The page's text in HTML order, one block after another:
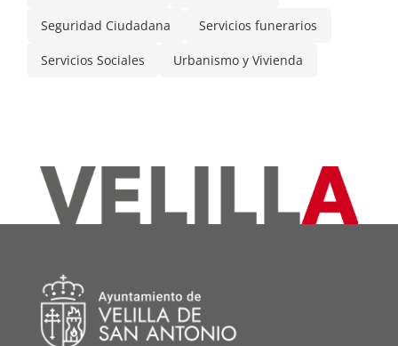
Seguridad Ciudadana Servicios funerarios
Servicios Sociales Urbanismo y Vivienda